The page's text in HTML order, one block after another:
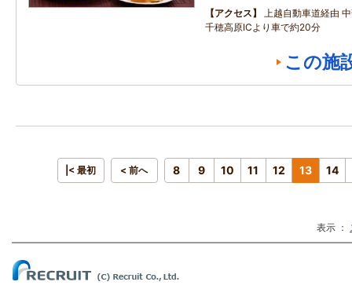
アクセス
上越自動車道経由
千穂高原ICより車で約20分
この施
|< 最初 < 前へ 8 9 10 11 12 13 14
表示 ：